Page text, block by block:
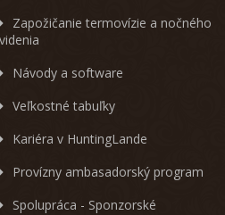
Zapožičanie termovízie a nočného
videnia
Návody a software
Veľkostné tabuľky
Kariéra v HuntingLande
Provízny ambasadorský program
Spolupráca - Sponzorské